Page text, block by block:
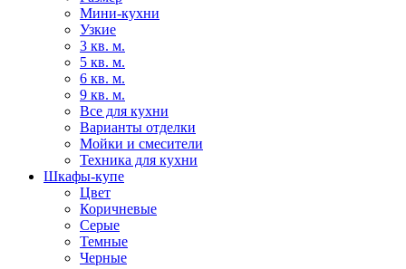
Мини-кухни
Узкие
3 кв. м.
5 кв. м.
6 кв. м.
9 кв. м.
Все для кухни
Варианты отделки
Мойки и смесители
Техника для кухни
Шкафы-купе
Цвет
Коричневые
Серые
Темные
Черные